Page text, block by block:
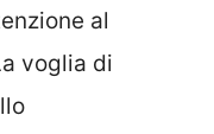
al
voglia di